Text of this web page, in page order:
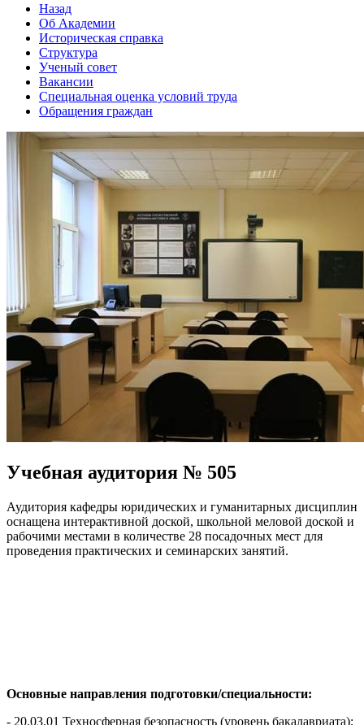
Назад
Об Академии
Историческая справка
Структура
Ученый совет
Вакансии
Специальная оценка условий труда
Обращения граждан
Учебная аудитория № 505
Аудитория кафедры юридических и гуманитарных дисциплин
оснащена интерактивной доской, школьной меловой доской и
рабочими местами в количестве 28 посадочных мест для
проведения практических и семинарских занятий.
Основные направления подготовки/специальности:
- 20.03.01 Техносферная безопасность (уровень бакалавриата);